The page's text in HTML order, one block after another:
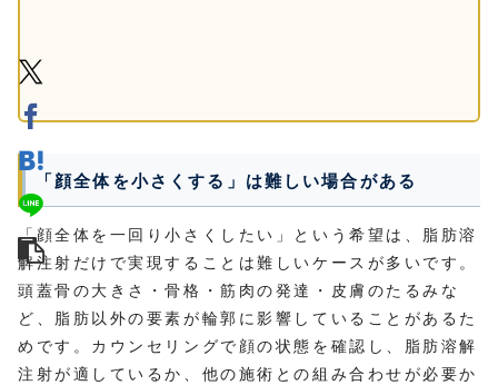
「顔全体を小さくする」は難しい場合がある
「顔全体を一回り小さくしたい」という希望は、脂肪溶
解注射だけで実現することは難しいケースが多いです。
頭蓋骨の大きさ・骨格・筋肉の発達・皮膚のたるみな
ど、脂肪以外の要素が輪郭に影響していることがあるた
めです。カウンセリングで顔の状態を確認し、脂肪溶解
注射が適しているか、他の施術との組み合わせが必要か